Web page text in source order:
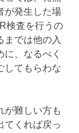
が発生した場
検査を行うの
までは他の入
に、なるべく
してもらわな
が難しい方も
てくれば戻っ